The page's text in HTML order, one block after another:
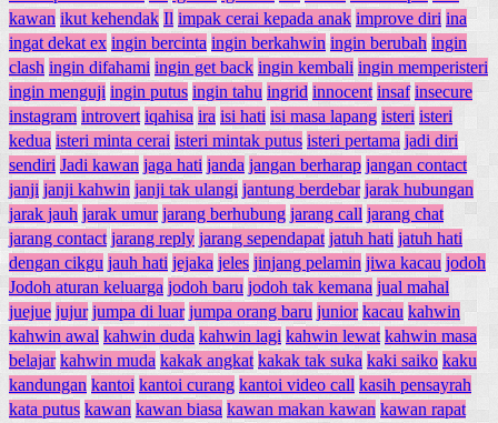
kawan ikut kehendak Il impak cerai kepada anak improve diri ina
ingat dekat ex ingin bercinta ingin berkahwin ingin berubah ingin
clash ingin difahami ingin get back ingin kembali ingin memperisteri
ingin menguji ingin putus ingin tahu ingrid innocent insaf insecure
instagram introvert iqahisa ira isi hati isi masa lapang isteri isteri
kedua isteri minta cerai isteri mintak putus isteri pertama jadi diri
sendiri Jadi kawan jaga hati janda jangan berharap jangan contact
janji janji kahwin janji tak ulangi jantung berdebar jarak hubungan
jarak jauh jarak umur jarang berhubung jarang call jarang chat
jarang contact jarang reply jarang sependapat jatuh hati jatuh hati
dengan cikgu jauh hati jejaka jeles jinjang pelamin jiwa kacau jodoh
Jodoh aturan keluarga jodoh baru jodoh tak kemana jual mahal
juejue jujur jumpa di luar jumpa orang baru junior kacau kahwin
kahwin awal kahwin duda kahwin lagi kahwin lewat kahwin masa
belajar kahwin muda kakak angkat kakak tak suka kaki saiko kaku
kandungan kantoi kantoi curang kantoi video call kasih pensayrah
kata putus kawan kawan biasa kawan makan kawan kawan rapat